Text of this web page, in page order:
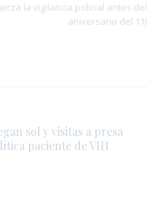
la vigilancia policial antes del
aniversario del 11J
sol y visitas a presa
paciente de VIH